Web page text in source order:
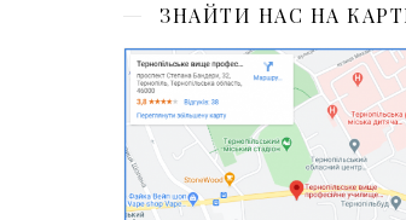
ЗНАЙТИ НАС НА